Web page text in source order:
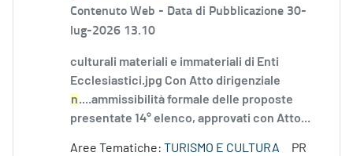
Contenuto Web - Data di Pubblicazione 30-
lug-2026 13.10
culturali materiali e immateriali di Enti
Ecclesiastici.jpg Con Atto dirigenziale
n....ammissibilità formale delle proposte
presentate 14° elenco, approvati con Atto...
Aree Tematiche: TURISMO E CULTURA
PR